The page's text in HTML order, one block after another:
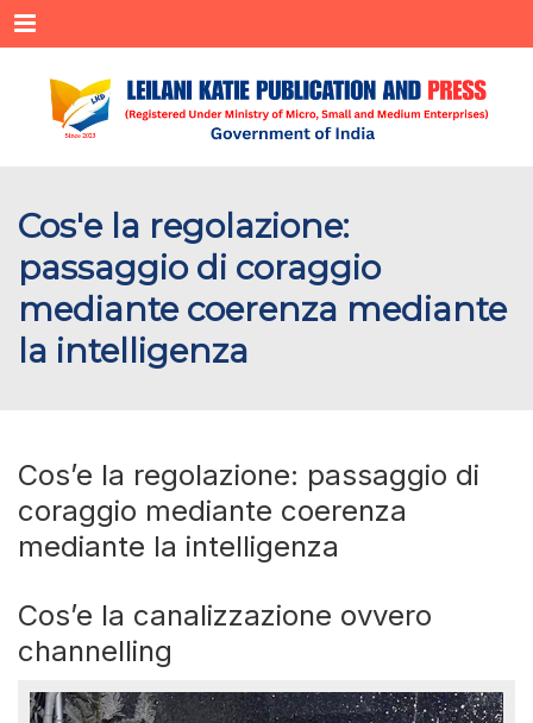
Menu
Cos'e la regolazione:
passaggio di coraggio
mediante coerenza mediante
la intelligenza
Cos’e la regolazione: passaggio di
coraggio mediante coerenza
mediante la intelligenza
Cos’e la canalizzazione ovvero
channelling